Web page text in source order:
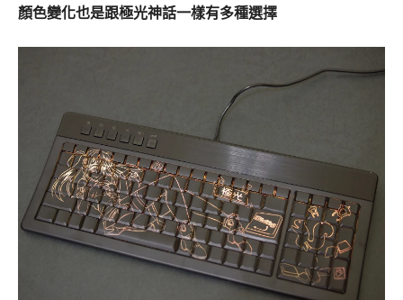
顏色變化也是跟極光神話一樣有多種選擇